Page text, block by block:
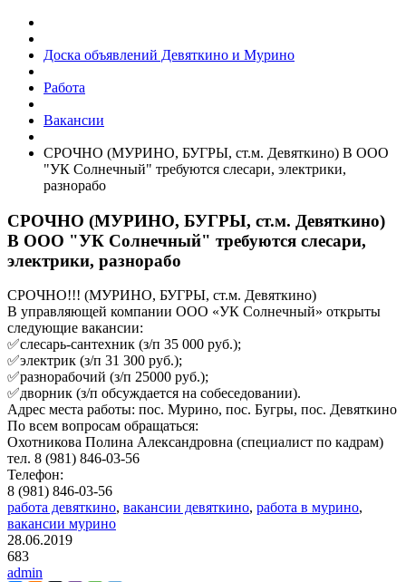
Доска объявлений Девяткино и Мурино
Работа
Вакансии
СРОЧНО (МУРИНО, БУГРЫ, ст.м. Девяткино) В ООО
"УК Солнечный" требуются слесари, электрики,
разнорабо
СРОЧНО (МУРИНО, БУГРЫ, ст.м. Девяткино)
В ООО "УК Солнечный" требуются слесари,
электрики, разнорабо
СРОЧНО!!! (МУРИНО, БУГРЫ, ст.м. Девяткино)
В управляющей компании ООО «УК Солнечный» открыты
следующие вакансии:
✅слесарь-сантехник (з/п 35 000 руб.);
✅электрик (з/п 31 300 руб.);
✅разнорабочий (з/п 25000 руб.);
✅дворник (з/п обсуждается на собеседовании).
Адрес места работы: пос. Мурино, пос. Бугры, пос. Девяткино
По всем вопросам обращаться:
Охотникова Полина Александровна (специалист по кадрам)
тел. 8 (981) 846-03-56
Телефон:
8 (981) 846-03-56
работа девяткино, вакансии девяткино, работа в мурино,
вакансии мурино
28.06.2019
683
admin